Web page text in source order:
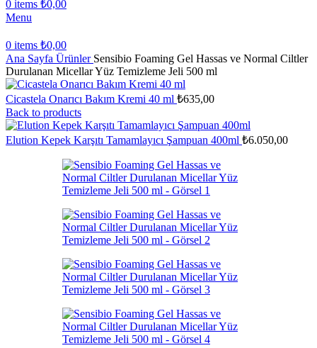
0 items ₺0,00
Menu
0 items ₺0,00
Ana Sayfa Ürünler Sensibio Foaming Gel Hassas ve Normal Ciltler
Durulanan Micellar Yüz Temizleme Jeli 500 ml
Cicastela Onarıcı Bakım Kremi 40 ml ₺635,00
Back to products
Elution Kepek Karşıtı Tamamlayıcı Şampuan 400ml ₺6.050,00